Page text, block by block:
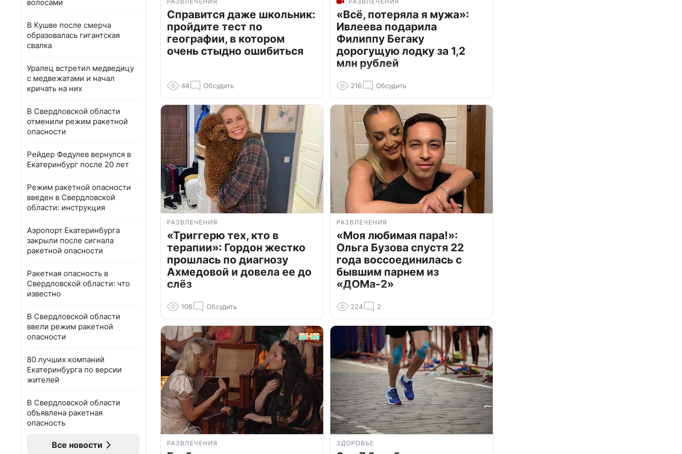
волосами
В Кушве после смерча
образовалась гигантская
свалка
Уралец встретил медведицу
с медвежатами и начал
кричать на них
В Свердловской области
отменили режим ракетной
опасности
Рейдер Федулев вернулся в
Екатеринбург после 20 лет
Режим ракетной опасности
введен в Свердловской
области: инструкция
Аэропорт Екатеринбурга
закрыли после сигнала
ракетной опасности
Ракетная опасность в
Свердловской области: что
известно
В Свердловской области
ввели режим ракетной
опасности
80 лучших компаний
Екатеринбурга по версии
жителей
В Свердловской области
объявлена ракетная
опасность
Все новости
Справится даже школьник:
пройдите тест по
географии, в котором
очень стыдно ошибиться
44 Обсудить
«Всё, потеряла я мужа»:
Ивлеева подарила
Филиппу Бегаку
дорогущую лодку за 1,2
млн рублей
216 Обсудить
РАЗВЛЕЧЕНИЯ
«Триггерю тех, кто в
терапии»: Гордон жестко
прошлась по диагнозу
Ахмедовой и довела ее до
слёз
106 Обсудить
РАЗВЛЕЧЕНИЯ
«Моя любимая пара!»:
Ольга Бузова спустя 22
года воссоединилась с
бывшим парнем из
«ДОМа-2»
224 2
РАЗВЛЕЧЕНИЯ ЗДОРОВЬЕ